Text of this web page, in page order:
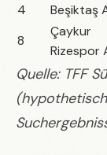
4
Beşiktaş
8
Çaykur
Rizespor
Quelle: TFF